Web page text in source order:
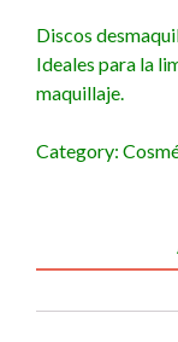
Discos
Ideales para la
maquillaje.
Category: